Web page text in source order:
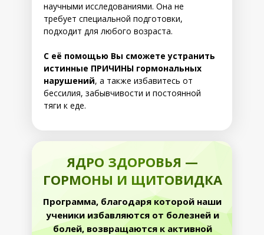
ЯДРО ЗДОРОВЬЯ —
ГОРМОНЫ И ЩИТОВИДКА
Программа, благодаря которой наши
ученики избавляются от болезней и
болей, возвращаются к активной
научными исследованиями. Она не
требует специальной подготовки,
подходит для любого возраста.
С её помощью Вы сможете устранить
истинные ПРИЧИНЫ гормональных
нарушений, а также избавитесь от
бессилия, забывчивости и постоянной
тяги к еде.